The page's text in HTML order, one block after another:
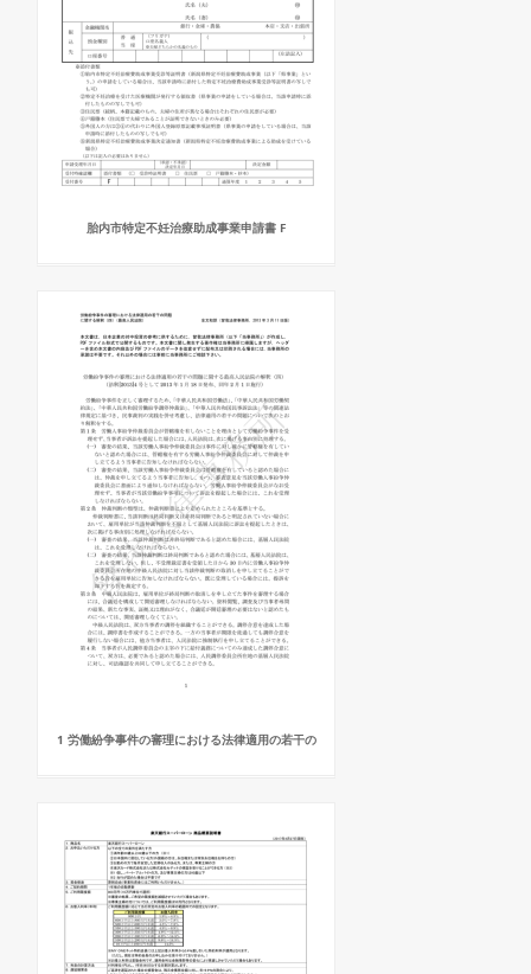
胎内市特定不妊治療助成事業申請書 F
1 労働紛争事件の審理における法律適用の若干の